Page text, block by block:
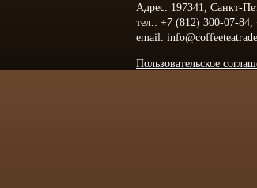
Адрес: 197341, Санкт-
тел.: +7 (812) 300-07-
email:
Пользовательское